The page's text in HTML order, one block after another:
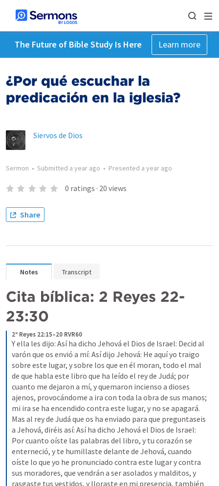
The Future of Bible Study Is Here Learn more
¿Por qué escuchar la
predicación en la iglesia?
Siervos de Dios
Sermon • Submitted a year ago • Presented a year ago
0 ratings · 20 views
Share
Notes Transcript
Cita bíblica: 2 Reyes 22-
23:30
2º Reyes 22:15–20 RVR60
Y ella les dijo: Así ha dicho Jehová el Dios de Israel: Decid al
varón que os envió a mí: Así dijo Jehová: He aquí yo traigo
sobre este lugar, y sobre los que en él moran, todo el mal
de que habla este libro que ha leído el rey de Judá; por
cuanto me dejaron a mí, y quemaron incienso a dioses
ajenos, provocándome a ira con toda la obra de sus manos;
mi ira se ha encendido contra este lugar, y no se apagará.
Mas al rey de Judá que os ha enviado para que preguntaseis
a Jehová, diréis así: Así ha dicho Jehová el Dios de Israel:
Por cuanto oíste las palabras del libro, y tu corazón se
enterneció, y te humillaste delante de Jehová, cuando
oíste lo que yo he pronunciado contra este lugar y contra
sus moradores, que vendrán a ser asolados y malditos, y
rasgaste tus vestidos, y lloraste en mi presencia, también